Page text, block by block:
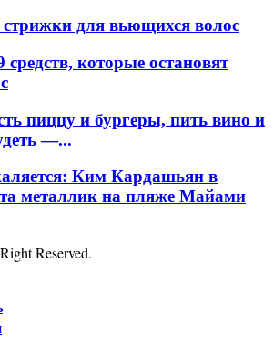
для вьющихся волос
средств, которые остановят
пиццу и бургеры, пить вино и
—...
Ким Кардашьян в
металлик на пляже Майами
Reserved.